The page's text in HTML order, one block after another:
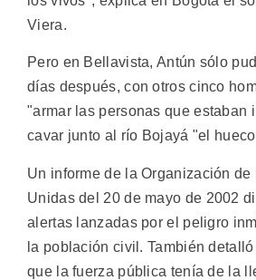
Viera.
Pero en Bellavista, Antún sólo
días después, con otros cinco
"armar las personas que estaban
cavar junto al río Bojayá "el
Un informe de la Organización
Unidas del 20 de mayo de 2002
alertas lanzadas por el peligro
la población civil. También
que la fuerza pública tenía de la